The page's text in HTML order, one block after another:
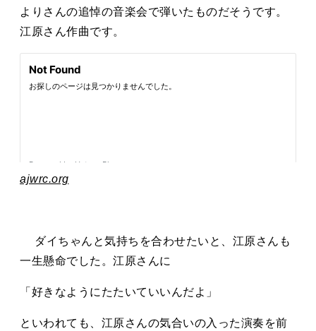
よりさんの追悼の音楽会で弾いたものだそうです。
江原さん作曲です。
ajwrc.org
ダイちゃんと気持ちを合わせたいと、江原さんも
一生懸命でした。江原さんに
「好きなようにたたいていいんだよ」
といわれても、江原さんの気合いの入った演奏を前